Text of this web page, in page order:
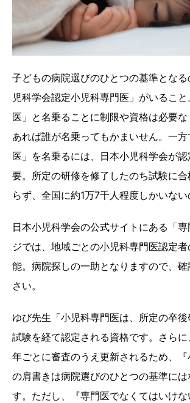
子どもの病院選びのひとつの基準とな
児科学会認定小児科専門医」がいるこ
医」と名乗ることに制限や資格は必要
あれば誰が名乗ってもかまいせん。一
医」を名乗るには、日本小児科学会が
要。所定の研修を修了したのち試験に
らず、全国に約1万7千人程度しかいない
日本小児科学会の公式サイトにある「
ジでは、地域ごとの小児科専門医認定
能。病院探しの一助となりますので、
さい。
ゆび先生「小児科専門医は、所定の卒後
試験を経て認定される資格です。さら
年ごとに審査のうえ更新されるため、『
の肩書きは病院選びのひとつの基準には
す。ただし、『専門医でなくてはいけな